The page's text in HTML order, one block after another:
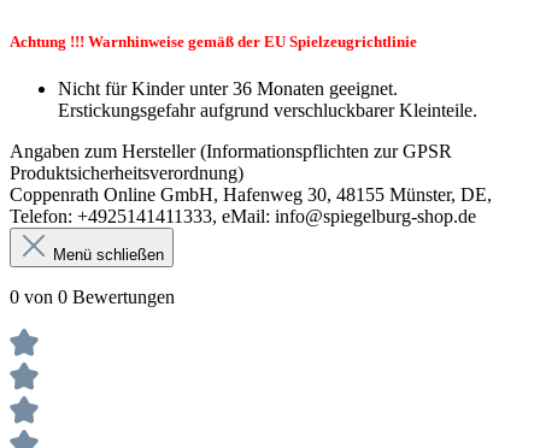
Achtung !!! Warnhinweise gemäß der EU Spielzeugrichtlinie
Nicht für Kinder unter 36 Monaten geeignet.
Erstickungsgefahr aufgrund verschluckbarer Kleinteile.
Angaben zum Hersteller (Informationspflichten zur GPSR
Produktsicherheitsverordnung)
Coppenrath Online GmbH, Hafenweg 30, 48155 Münster, DE,
Telefon: +4925141411333, eMail: info@spiegelburg-shop.de
Menü schließen
0 von 0 Bewertungen